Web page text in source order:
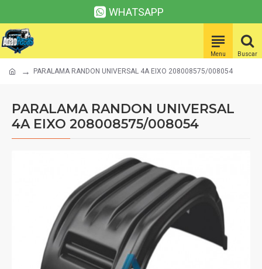
WHATSAPP
PARALAMA RANDON UNIVERSAL 4A EIXO 208008575/008054
PARALAMA RANDON UNIVERSAL
4A EIXO 208008575/008054